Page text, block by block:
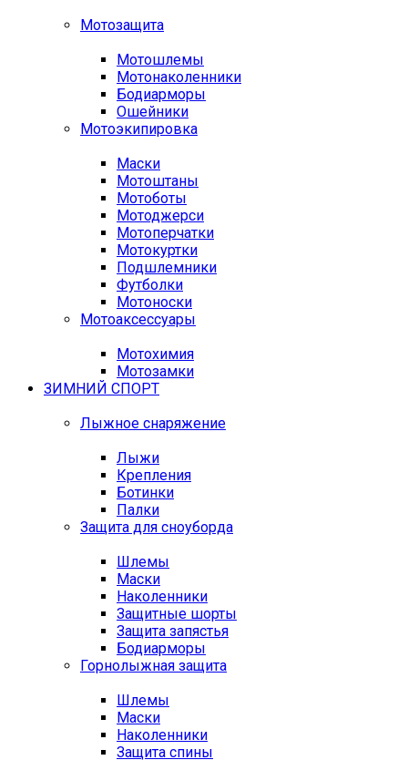
Мотозащита
Мотошлемы
Мотонаколенники
Бодиарморы
Ошейники
Мотоэкипировка
Маски
Мотоштаны
Мотоботы
Мотоджерси
Мотоперчатки
Мотокуртки
Подшлемники
Футболки
Мотоноски
Мотоаксессуары
Мотохимия
Мотозамки
ЗИМНИЙ СПОРТ
Лыжное снаряжение
Лыжи
Крепления
Ботинки
Палки
Защита для сноуборда
Шлемы
Маски
Наколенники
Защитные шорты
Защита запястья
Бодиарморы
Горнолыжная защита
Шлемы
Маски
Наколенники
Защита спины